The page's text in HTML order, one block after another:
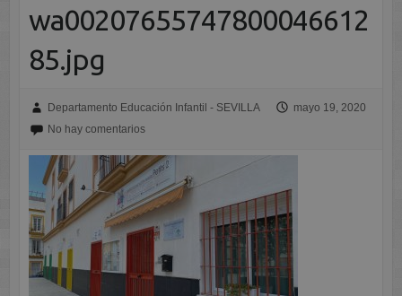
wa00207655747800046612
85.jpg
Departamento Educación Infantil - SEVILLA
mayo 19, 2020
No hay comentarios